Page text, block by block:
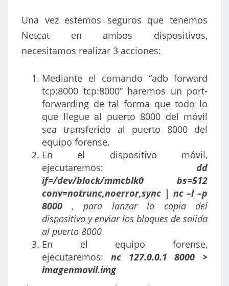
Una vez estemos seguros que tenemos
Netcat en ambos dispositivos,
necesitamos realizar 3 acciones:
Mediante el comando “adb forward
tcp:8000 tcp:8000” haremos un port-
forwarding de tal forma que todo lo
que llegue al puerto 8000 del móvil
sea transferido al puerto 8000 del
equipo forense.
En el dispositivo móvil,
ejecutaremos: dd
if=/dev/block/mmcblk0 bs=512
conv=notrunc,noerror,sync | nc –l –p
8000 , para lanzar la copia del
dispositivo y enviar los bloques de salida
al puerto 8000
En el equipo forense,
ejecutaremos: nc 127.0.0.1 8000 >
imagenmovil.img